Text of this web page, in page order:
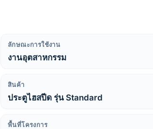
ลักษณะการใช้งาน
งานอุตสาหกรรม
สินค้า
ประตูไฮสปีด รุ่น Standard
พื้นที่โครงการ